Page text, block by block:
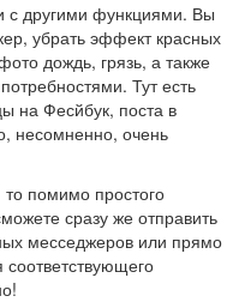
с другими функциями. Вы
убрать эффект красных
дождь, грязь, а также
Тут есть
на Фесйбук, поста в
несомненно, очень
то помимо простого
сразу же отправить
месседжеров или прямо